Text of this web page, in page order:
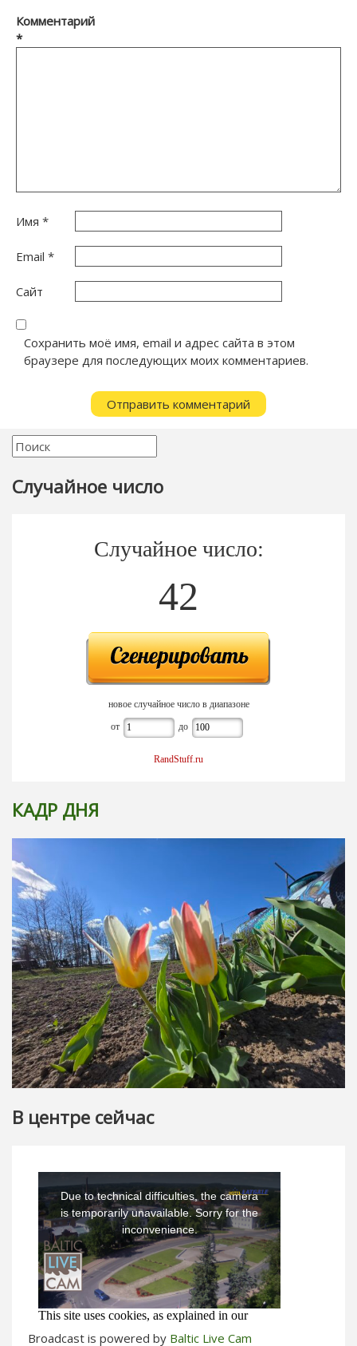
Комментарий
*
Имя *
Email *
Сайт
Сохранить моё имя, email и адрес сайта в этом
браузере для последующих моих комментариев.
Случайное число
Случайное число:
42
новое случайное число в диапазоне
от до
RandStuff.ru
КАДР ДНЯ
В центре сейчас
Broadcast is powered by Baltic Live Cam